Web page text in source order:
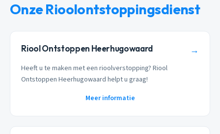
Onze Rioolontstoppingsdienst
Riool Ontstoppen Heerhugowaard →
Heeft u te maken met een rioolverstopping? Riool
Ontstoppen Heerhugowaard helpt u graag!
Meer informatie